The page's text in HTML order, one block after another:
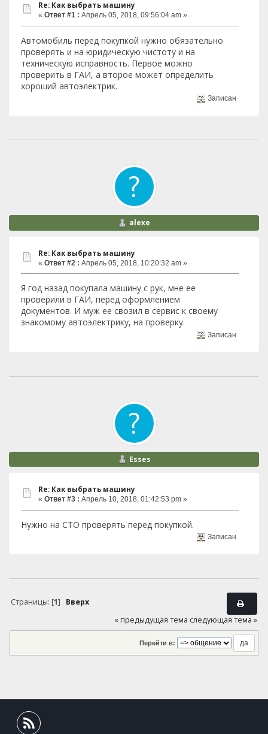
Re: Как выбрать машину
« Ответ #1 : Апрель 05, 2018, 09:56:04 am »
Автомобиль перед покупкой нужно обязательно
проверять и на юридическую чистоту и на
техническую исправность. Первое можно
проверить в ГАИ, а второе может определить
хороший автоэлектрик.
Записан
alexe
Re: Как выбрать машину
« Ответ #2 : Апрель 05, 2018, 10:20:32 am »
Я год назад покупала машину с рук, мне ее
проверили в ГАИ, перед оформлением
документов. И муж ее свозил в сервис к своему
знакомому автоэлектрику, на проверку.
Записан
Esses
Re: Как выбрать машину
« Ответ #3 : Апрель 10, 2018, 01:42:53 pm »
Нужно на СТО проверять перед покупкой.
Записан
Страницы: [1] Вверх
« предыдущая тема следующая тема »
Перейти в: